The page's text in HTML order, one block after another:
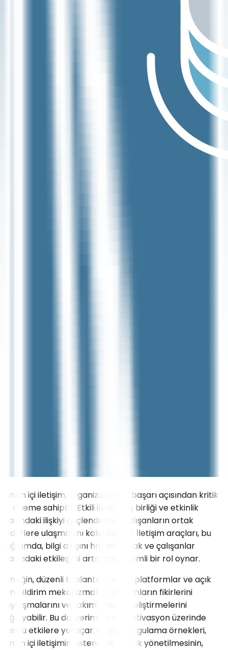
Kurum içi iletişim, organizasyonel başarı açısından kritik
bir öneme sahiptir. Etkili iletişim, iş birliği ve etkinlik
arasındaki ilişkiyi güçlendirerek çalışanların ortak
hedeflere ulaşmasını kolaylaştırır. İletişim araçları, bu
bağlamda, bilgi akışını hızlandırarak ve çalışanlar
arasındaki etkileşimi artırarak önemli bir rol oynar.
Örneğin, düzenli toplantılar, dijital platformlar ve açık
geri bildirim mekanizmaları, çalışanların fikirlerini
paylaşmalarını ve takım ruhunu geliştirmelerini
sağlayabilir. Bu da, verimlilik ve motivasyon üzerinde
olumlu etkilere yol açar. Başarılı uygulama örnekleri,
kurum içi iletişimin sistematik olarak yönetilmesinin,